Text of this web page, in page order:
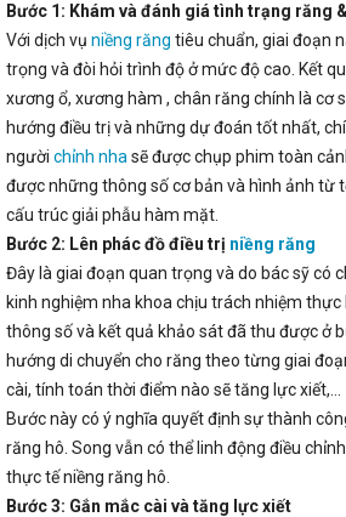
Bước 1: Khám và đánh giá tình trạng răng
Với dịch vụ niềng răng tiêu chuẩn, giai đoạn
trọng và đòi hỏi trình độ ở mức độ cao. Kết
xương ổ, xương hàm , chân răng chính là cơ
hướng điều trị và những dự đoán tốt nhất,
người chỉnh nha sẽ được chụp phim toàn
được những thông số cơ bản và hình ảnh từ
cấu trúc giải phẫu hàm mặt.
Bước 2: Lên phác đồ điều trị niềng răng
Đây là giai đoạn quan trọng và do bác sỹ có
kinh nghiệm nha khoa chịu trách nhiệm
thông số và kết quả khảo sát đã thu được ở
hướng di chuyển cho răng theo từng giai
cài, tính toán thời điểm nào sẽ tăng lực xiết,…
Bước này có ý nghĩa quyết định sự thành
răng hô. Song vẫn có thể linh động điều
thực tế niềng răng hô.
Bước 3: Gắn mắc cài và tăng lực xiết